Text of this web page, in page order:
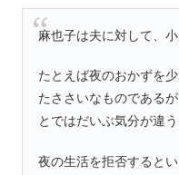
麻也子は夫に対して、
たとえば夜のおかずを
たささいなものである
とではだいぶ気分が違う
夜の生活を拒否すると